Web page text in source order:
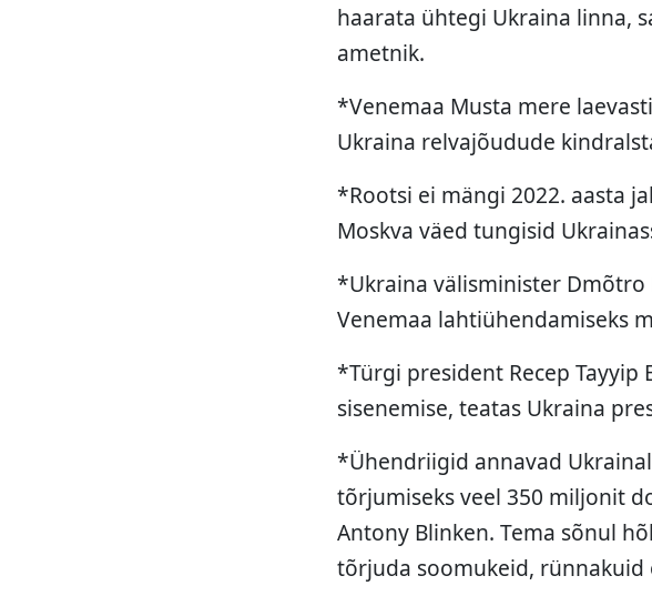
haarata ühtegi Ukraina linna,
ametnik.
*Venemaa Musta mere
Ukraina relvajõudude
*Rootsi ei mängi 2022. aasta
Moskva väed tungisid
*Ukraina välisminister
Venemaa lahtiühendamiseks
*Türgi president Recep Tayyip
sisenemise, teatas Ukraina
*Ühendriigid annavad
tõrjumiseks veel 350 miljonit
Antony Blinken. Tema sõnul
tõrjuda soomukeid, rünnakuid